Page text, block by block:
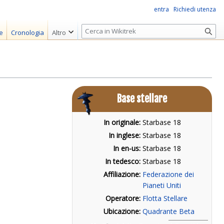
Base stellare
In originale: Starbase 18
In inglese: Starbase 18
In en-us: Starbase 18
In tedesco: Starbase 18
Affiliazione: Federazione dei
Pianeti Uniti
Operatore: Flotta Stellare
Ubicazione: Quadrante Beta
entra Richiedi utenza
Cronologia Altro
R
i
r
c
a